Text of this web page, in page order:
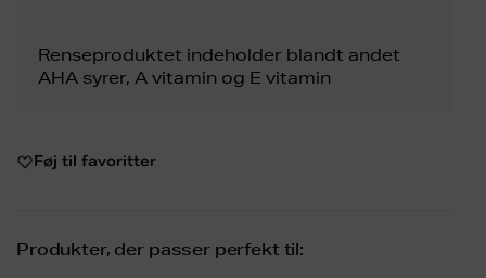
Renseproduktet indeholder blandt andet
AHA syrer, A vitamin og E vitamin
Føj til favoritter
Produkter, der passer perfekt til: